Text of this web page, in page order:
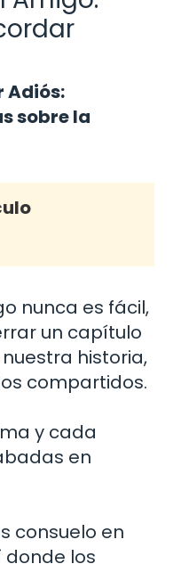
Adiós:
sobre la
nunca es fácil,
un capítulo
historia,
compartidos.
y cada
en
consuelo en
donde los